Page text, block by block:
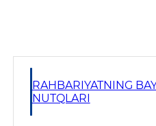
RAHBARIYATNING
NUTQLARI